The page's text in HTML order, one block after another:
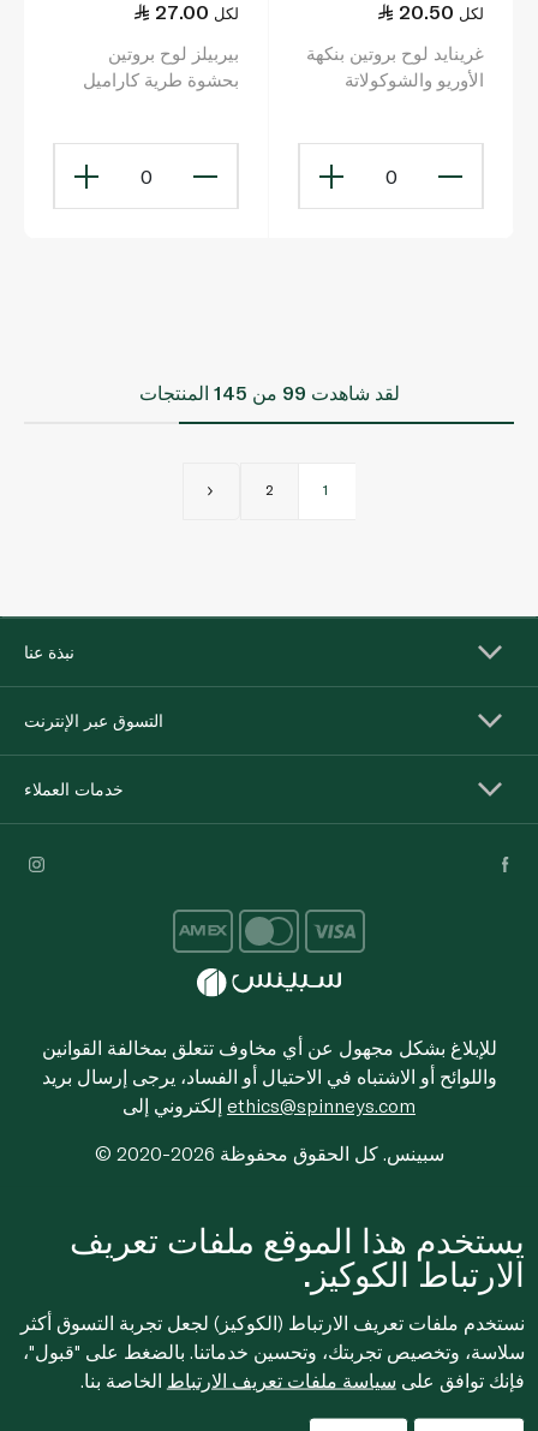
20.50 لكل
غرينايد لوح بروتين بنكهة
الأوريو والشوكولاتة
0
27.00 لكل
بيربيلز لوح بروتين
بحشوة طرية كاراميل
0
لقد شاهدت 99 من 145 المنتجات
1
2
نبذة عنا
التسوق عبر الإنترنت
خدمات العملاء
للإبلاغ بشكل مجهول عن أي مخاوف تتعلق بمخالفة القوانين
واللوائح أو الاشتباه في الاحتيال أو الفساد، يرجى إرسال بريد
ethics@spinneys.com
© 2020-2026 سبينس. كل الحقوق محفوظة
يستخدم هذا الموقع ملفات تعريف
الارتباط الكوكيز.
نستخدم ملفات تعريف الارتباط (الكوكيز) لجعل تجربة التسوق أكثر
سلاسة، وتخصيص تجربتك، وتحسين خدماتنا. بالضغط على "قبول"،
فإنك توافق على سياسة ملفات تعريف الارتباط الخاصة بنا.